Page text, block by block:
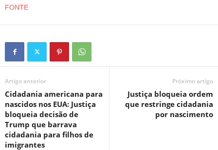
FONTE
Artigo anterior
Cidadania americana para
nascidos nos EUA: Justiça
bloqueia decisão de
Trump que barrava
cidadania para filhos de
imigrantes
Próximo artigo
Justiça bloqueia ordem
que restringe cidadania
por nascimento